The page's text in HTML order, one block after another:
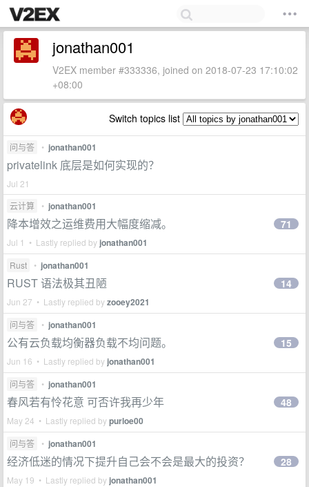
jonathan001
V2EX member #333336, joined on 2018-07-23 17:10:02
+08:00
Switch topics list
问与答 • jonathan001
privatelink 底层是如何实现的？
Jul 21
云计算
• jonathan001
降本增效之运维费用大幅度缩减。
Jul 1 • Lastly replied by jonathan001
71
Rust • jonathan001
RUST 语法极其丑陋
Jun 27 • Lastly replied byzooey2021
14
问与答 • jonathan001
公有云负载均衡器负载不均问题。
Jun 16 • Lastly replied by jonathan001
15
问与答 • jonathan001
春风若有怜花意 可否许我再少年
May 24 • Lastly replied bypurloe00
48
问与答 • jonathan001
经济低迷的情况下提升自己会不会是最大的投资？
May 19 • Lastly replied by jonathan001
28